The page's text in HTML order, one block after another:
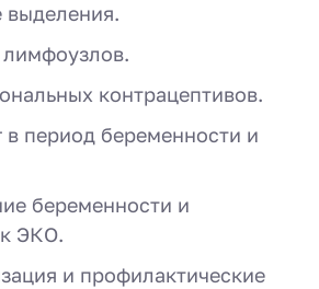
выделения.
контрацептивов.
период беременности и
беременности и
ЭКО.
и профилактические